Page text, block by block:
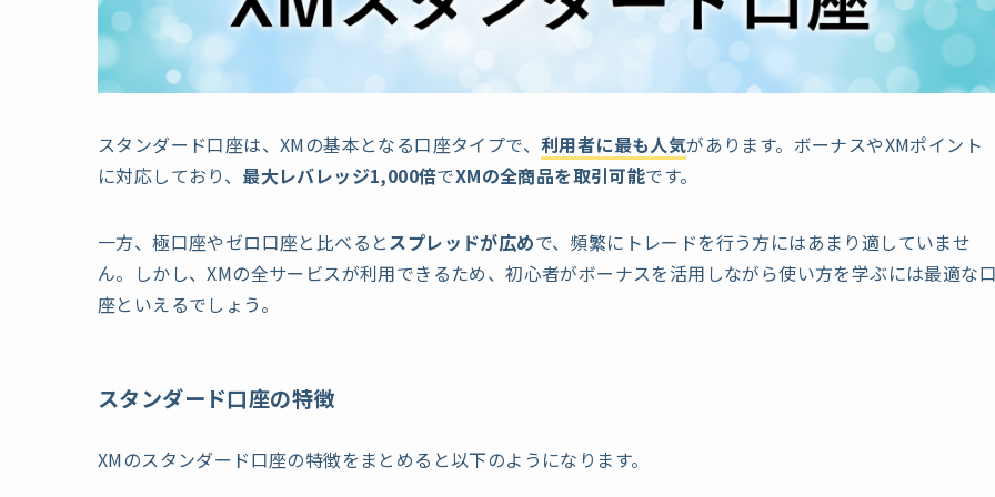
スタンダード口座は、XMの基本となる口座タイプで、 利用者に最も人気があります。ボーナスやXMポイント
に対応しており、 最大レバレッジ1,000倍でXMの全商品を取引可能です。
一方、極口座やゼロ口座と比べるとスプレッドが広めで、頻繁にトレードを行う方にはあまり適していませ
ん。しかし、XMの全サービスが利用できるため、初心者がボーナスを活用しながら使い方を学ぶには最適な
座といえるでしょう。
スタンダード口座の特徴
XMのスタンダード口座の特徴をまとめると以下のようになります。